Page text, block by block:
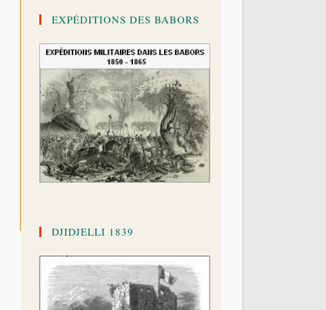
EXPÉDITIONS DES BABORS
DJIDJELLI 1839